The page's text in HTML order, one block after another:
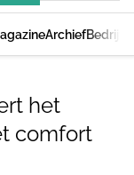
Archief
het
comfort